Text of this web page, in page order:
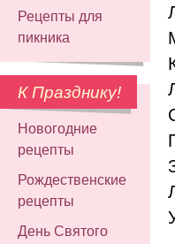
Рецепты для
пикника
К Празднику!
Новогодние
рецепты
Рождественские
рецепты
День Святого